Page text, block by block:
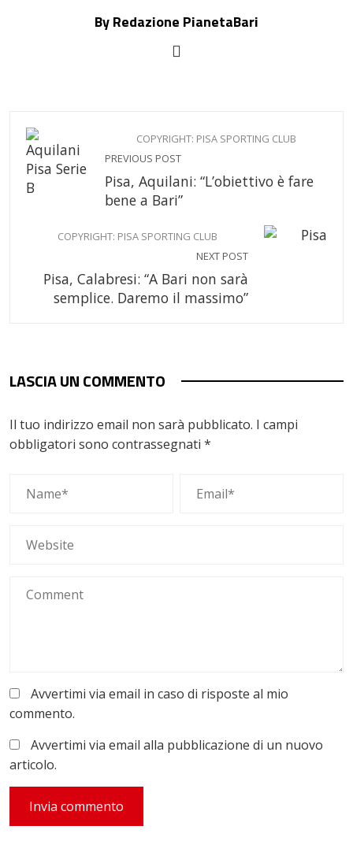
By Redazione PianetaBari
COPYRIGHT: PISA SPORTING CLUB
PREVIOUS POST
Pisa, Aquilani: “L’obiettivo è fare
bene a Bari”
COPYRIGHT: PISA SPORTING CLUB
NEXT POST
Pisa, Calabresi: “A Bari non sarà
semplice. Daremo il massimo”
LASCIA UN COMMENTO
Il tuo indirizzo email non sarà pubblicato. I campi
obbligatori sono contrassegnati *
Avvertimi via email in caso di risposte al mio
commento.
Avvertimi via email alla pubblicazione di un nuovo
articolo.